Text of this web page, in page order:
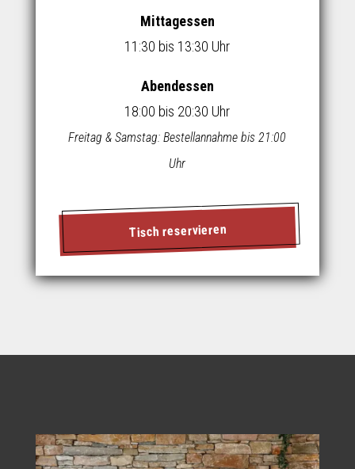
Mittagessen
11:30 bis 13:30 Uhr
Abendessen
18:00 bis 20:30 Uhr
Freitag & Samstag: Bestellannahme bis 21:00
Uhr
Tisch reservieren